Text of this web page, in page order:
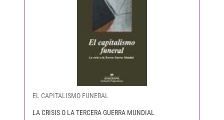
EL CAPITALISMO FUNERAL
LA CRISIS O LA TERCERA GUERRA MUNDIAL